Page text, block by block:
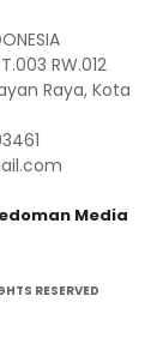
RW.012
Raya, Kota
Media
RESERVED